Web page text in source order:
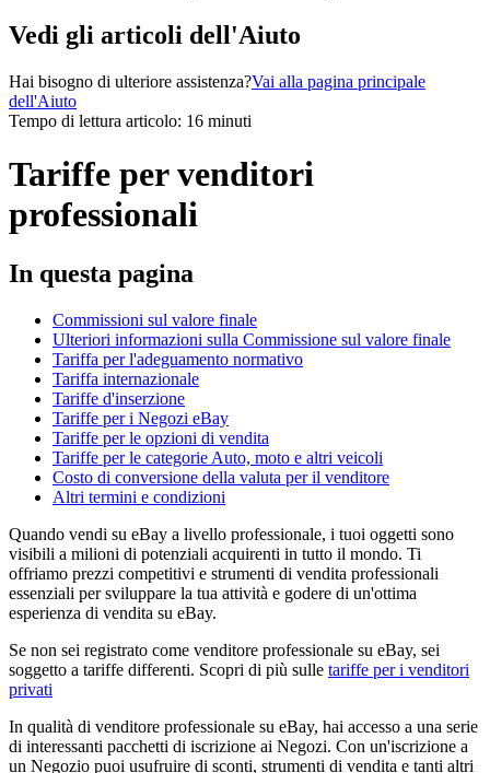
Vedi gli articoli dell'Aiuto
Hai bisogno di ulteriore assistenza?Vai alla pagina principale
dell'Aiuto
Tempo di lettura articolo: 16 minuti
Tariffe per venditori
professionali
In questa pagina
Commissioni sul valore finale
Ulteriori informazioni sulla Commissione sul valore finale
Tariffa per l'adeguamento normativo
Tariffa internazionale
Tariffe d'inserzione
Tariffe per i Negozi eBay
Tariffe per le opzioni di vendita
Tariffe per le categorie Auto, moto e altri veicoli
Costo di conversione della valuta per il venditore
Altri termini e condizioni
Quando vendi su eBay a livello professionale, i tuoi oggetti sono
visibili a milioni di potenziali acquirenti in tutto il mondo. Ti
offriamo prezzi competitivi e strumenti di vendita professionali
essenziali per sviluppare la tua attività e godere di un'ottima
esperienza di vendita su eBay.
Se non sei registrato come venditore professionale su eBay, sei
soggetto a tariffe differenti. Scopri di più sulle tariffe per i venditori
privati
In qualità di venditore professionale su eBay, hai accesso a una serie
di interessanti pacchetti di iscrizione ai Negozi. Con un'iscrizione a
un Negozio puoi usufruire di sconti, strumenti di vendita e tanti altri